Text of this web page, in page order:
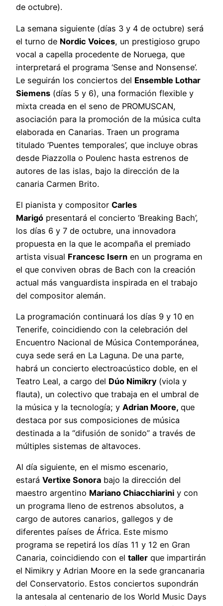
de octubre).
La semana siguiente (días 3 y 4 de octubre) será
el turno de Nordic Voices, un prestigioso grupo
vocal a capella procedente de Noruega, que
interpretará el programa ‘Sense and Nonsense’.
Le seguirán los conciertos del Ensemble Lothar
Siemens (días 5 y 6), una formación flexible y
mixta creada en el seno de PROMUSCAN,
asociación para la promoción de la música culta
elaborada en Canarias. Traen un programa
titulado ‘Puentes temporales’, que incluye obras
desde Piazzolla o Poulenc hasta estrenos de
autores de las islas, bajo la dirección de la
canaria Carmen Brito.
El pianista y compositor Carles
Marigó presentará el concierto ‘Breaking Bach’,
los días 6 y 7 de octubre, una innovadora
propuesta en la que le acompaña el premiado
artista visual Francesc Isern en un programa en
el que conviven obras de Bach con la creación
actual más vanguardista inspirada en el trabajo
del compositor alemán.
La programación continuará los días 9 y 10 en
Tenerife, coincidiendo con la celebración del
Encuentro Nacional de Música Contemporánea,
cuya sede será en La Laguna. De una parte,
habrá un concierto electroacústico doble, en el
Teatro Leal, a cargo del Dúo Nimikry (viola y
flauta), un colectivo que trabaja en el umbral de
la música y la tecnología; y Adrian Moore, que
destaca por sus composiciones de música
destinada a la “difusión de sonido” a través de
múltiples sistemas de altavoces.
Al día siguiente, en el mismo escenario,
estará Vertixe Sonora bajo la dirección del
maestro argentino Mariano Chiacchiarini y con
un programa lleno de estrenos absolutos, a
cargo de autores canarios, gallegos y de
diferentes países de África. Este mismo
programa se repetirá los días 11 y 12 en Gran
Canaria, coincidiendo con el taller que impartirán
el Nimikry y Adrian Moore en la sede grancanaria
del Conservatorio. Estos conciertos supondrán
la antesala al centenario de los World Music Days